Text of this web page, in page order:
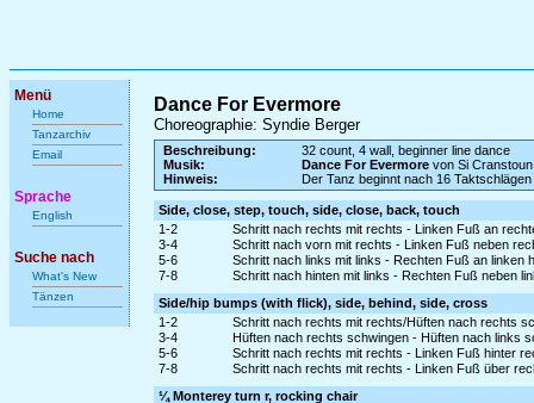
Menü
Home
Tanzarchiv
Email
Sprache
English
Suche nach
What's New
Tänzen
Dance For Evermore
Choreographie: Syndie Berger
Beschreibung:
32 count, 4 wall, beginner line dance
Musik:
Dance For Evermorevon Si Cranstoun
Hinweis:
Der Tanz beginnt nach 16 Taktschlägen
Side, close, step, touch, side, close, back, touch
1-2
Schritt nach rechts mit rechts - Linken Fuß an
3-4
Schritt nach vorn mit rechts - Linken Fuß neben
5-6
Schritt nach links mit links - Rechten Fuß an linken
7-8
Schritt nach hinten mit links - Rechten Fuß neben
Side/hip bumps (with flick), side, behind, side, cross
1-2
Schritt nach rechts mit rechts/Hüften nach rechts
3-4
Hüften nach rechts schwingen - Hüften nach links
5-6
Schritt nach rechts mit rechts - Linken Fuß hinter
7-8
Schritt nach rechts mit rechts - Linken Fuß über
¼ Monterey turn r, rocking chair